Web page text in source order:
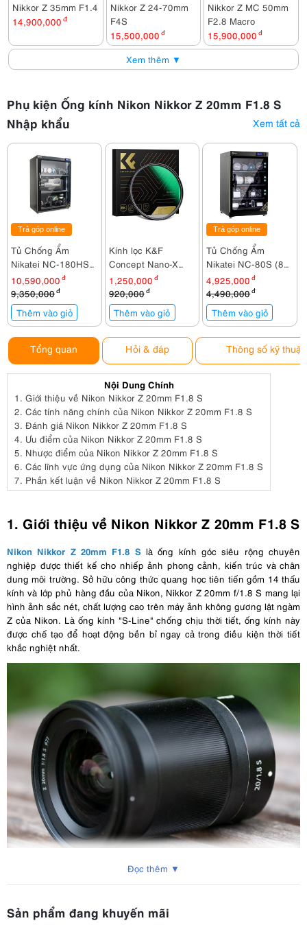
Nikkor Z 35mm F1.4
14,900,000 đ
Nikkor Z 24-70mm
F4S
15,500,000 đ
Nikkor Z MC 50mm
F2.8 Macro
15,900,000 đ
Xem thêm ▼
Phụ kiện Ống kính Nikon Nikkor Z 20mm F1.8 S
Nhập khẩu
Xem tất cả
Trả góp online
Tủ Chống Ẩm
Nikatei NC-180HS
(180 Lít)
10,590,000 đ
9,350,000đ
Thêm vào giỏ
Kính lọc K&F
Concept Nano-X
MRC CPL 77mm
KF01.2371
1,250,000 đ
920,000 đ
Thêm vào giỏ
Trả góp online
Tủ Chống Ẩm
Nikatei NC-80S (80
lít)
4,925,000 đ
4,490,000đ
Thêm vào giỏ
Tổng quan Hỏi & đáp Thông số kỹ thuật
Nội Dung Chính
1. Giới thiệu về Nikon Nikkor Z 20mm F1.8 S
2. Các tính năng chính của Nikon Nikkor Z 20mm F1.8 S
3. Đánh giá Nikon Nikkor Z 20mm F1.8 S
4. Ưu điểm của Nikon Nikkor Z 20mm F1.8 S
5. Nhược điểm của Nikon Nikkor Z 20mm F1.8 S
6. Các lĩnh vực ứng dụng của Nikon Nikkor Z 20mm F1.8 S
7. Phần kết luận về Nikon Nikkor Z 20mm F1.8 S
1. Giới thiệu về Nikon Nikkor Z 20mm F1.8 S
Nikon Nikkor Z 20mm F1.8 Slà ống kính góc siêu rộng chuyên
nghiệp được thiết kế cho nhiếp ảnh phong cảnh, kiến ​​trúc và chân
dung môi trường. Sở hữu công thức quang học tiên tiến gồm 14 thấu
kính và lớp phủ hàng đầu của Nikon, Nikkor Z 20mm f/1.8 S mang lại
hình ảnh sắc nét, chất lượng cao trên máy ảnh không gương lật ngàm
Z của Nikon. Là ống kính "S-Line" chống chịu thời tiết, ống kính này
được chế tạo để hoạt động bền bỉ ngay cả trong điều kiện thời tiết
khắc nghiệt nhất.
2. Các tính năng chính của Nikon Nikkor Z
Đọc thêm ▼
Sản phẩm đang khuyến mãi